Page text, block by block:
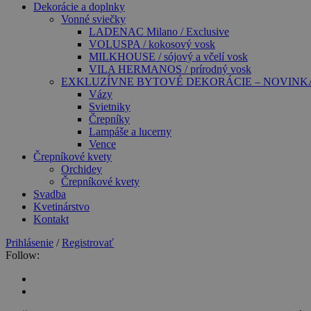
Dekorácie a doplnky
Vonné sviečky
LADENAC Milano / Exclusive
VOLUSPA / kokosový vosk
MILKHOUSE / sójový a včelí vosk
VILA HERMANOS / prírodný vosk
EXKLUZÍVNE BYTOVÉ DEKORÁCIE –
Vázy
Svietniky
Črepníky
Lampáše a lucerny
Vence
Črepníkové kvety
Orchidey
Črepníkové kvety
Svadba
Kvetinárstvo
Kontakt
Prihlásenie /Registrovať
Follow: